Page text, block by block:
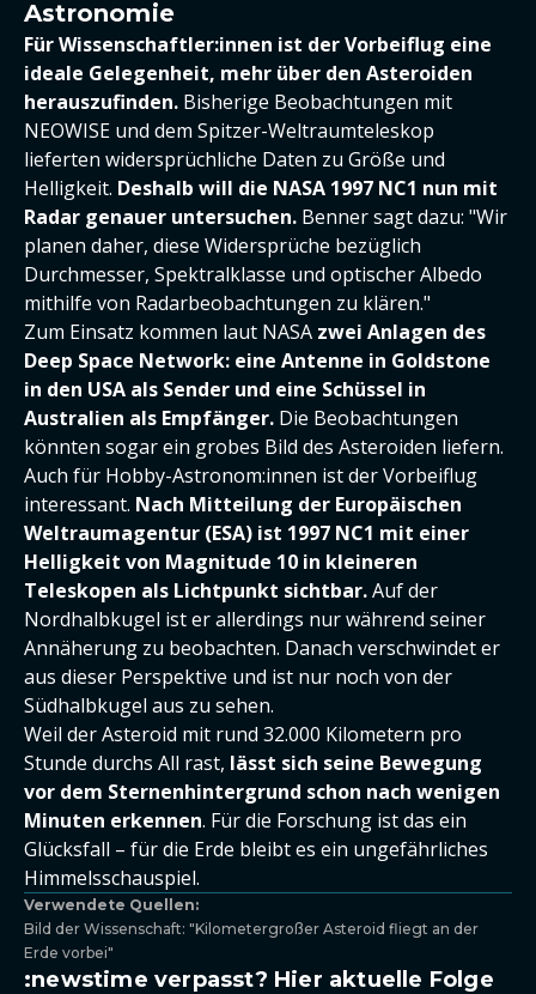
Astronomie
Für Wissenschaftler:innen ist der Vorbeiflug eine
ideale Gelegenheit, mehr über den Asteroiden
herauszufinden. Bisherige Beobachtungen mit
NEOWISE und dem Spitzer-Weltraumteleskop
lieferten widersprüchliche Daten zu Größe und
Helligkeit. Deshalb will die NASA 1997 NC1 nun mit
Radar genauer untersuchen. Benner sagt dazu: "Wir
planen daher, diese Widersprüche bezüglich
Durchmesser, Spektralklasse und optischer Albedo
mithilfe von Radarbeobachtungen zu klären."
Zum Einsatz kommen laut NASA zwei Anlagen des
Deep Space Network: eine Antenne in Goldstone
in den USA als Sender und eine Schüssel in
Australien als Empfänger. Die Beobachtungen
könnten sogar ein grobes Bild des Asteroiden liefern.
Auch für Hobby-Astronom:innen ist der Vorbeiflug
interessant. Nach Mitteilung der Europäischen
Weltraumagentur (ESA) ist 1997 NC1 mit einer
Helligkeit von Magnitude 10 in kleineren
Teleskopen als Lichtpunkt sichtbar.Auf der
Nordhalbkugel ist er allerdings nur während seiner
Annäherung zu beobachten. Danach verschwindet er
aus dieser Perspektive und ist nur noch von der
Südhalbkugel aus zu sehen.
Weil der Asteroid mit rund 32.000 Kilometern pro
Stunde durchs All rast, lässt sich seine Bewegung
vor dem Sternenhintergrund schon nach wenigen
Minuten erkennen. Für die Forschung ist das ein
Glücksfall – für die Erde bleibt es ein ungefährliches
Himmelsschauspiel.
Verwendete Quellen:
Bild der Wissenschaft: "Kilometergroßer Asteroid fliegt an der
Erde vorbei"
:newstime verpasst? Hier aktuelle Folge